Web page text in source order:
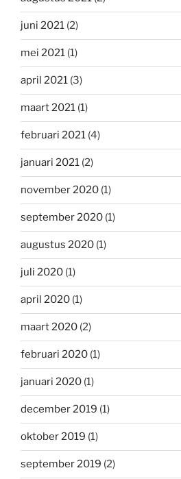
juni 2021 (2)
mei 2021 (1)
april 2021 (3)
maart 2021 (1)
februari 2021 (4)
januari 2021 (2)
november 2020 (1)
september 2020 (1)
augustus 2020 (1)
juli 2020 (1)
april 2020 (1)
maart 2020 (2)
februari 2020 (1)
januari 2020 (1)
december 2019 (1)
oktober 2019 (1)
september 2019 (2)